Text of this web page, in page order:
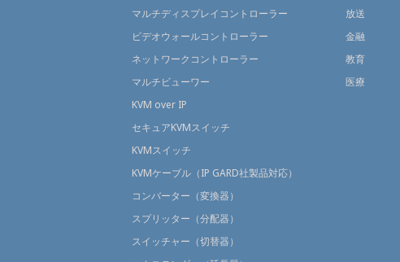
マルチディスプレイコントローラー
ビデオウォールコントローラー
ネットワークコントローラー
マルチビューワー
KVM over IP
セキュアKVMスイッチ
KVMスイッチ
KVMケーブル（IP GARD社製品対応）
コンバーター（変換器）
スプリッター（分配器）
スイッチャー（切替器）
放送
金融
教育
医療